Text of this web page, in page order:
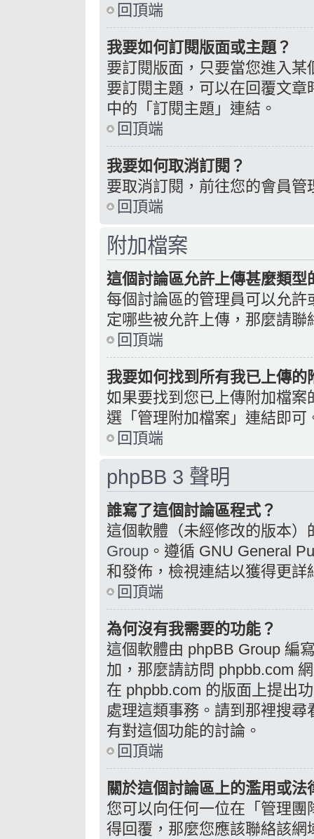
回頂端
我要如何訂閱版面或主題？
要訂閱版面，只要當您進入
要訂閱主題，可以在回覆文
中的「訂閱主題」連結。
回頂端
我要如何取消訂閱？
要取消訂閱，前往您的會員
回頂端
附加檔案
這個討論區允許上傳甚麼類型
每個討論區的管理員可以允
定哪些被允許上傳，那麼請聯
回頂端
我要如何找到所有我已上傳的
如果要找到您已上傳附加檔
選「管理附加檔案」連結即可
回頂端
phpBB 3 聲明
誰寫了這個討論區程式？
這個軟體（未經修改的版本
Group 。遵循 GNU General
和發佈，檢視連結以獲得更詳
回頂端
為何沒有我需要的功能？
這個軟體由 phpBB Group 編
加，那麼請訪問 phpbb.com
在 phpbb.com 的版面上提出
處理這類事務。請到那裡搜
有對這個功能的討論。
回頂端
關於這個討論區上的濫用或
您可以向任何一位在「管理
得回覆，那麼您應該聯絡該